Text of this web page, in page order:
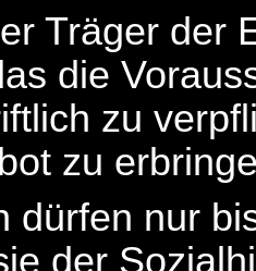
Träger der
die
zu
zu
dürfen nur
der